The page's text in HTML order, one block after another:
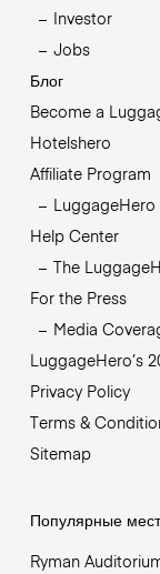
Investor
Jobs
Блог
Become a
Hotelshero
Affiliate Program
LuggageHero
Help Center
The
For the Press
Media
LuggageHero’s
Privacy Policy
Terms &
Sitemap
Популярные
Ryman